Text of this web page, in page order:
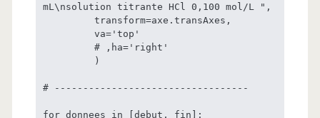
mL\nsolution titrante HCl 0,100 mol/L ",
# ----------------------------------
for donnees in [debut, fin]: